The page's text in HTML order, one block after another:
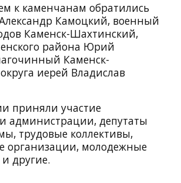
к каменчанам обратились
Камоцкий, военный
Каменск-Шахтинский,
района Юрий
Каменск-
иерей Владислав
приняли участие
администрации, депутаты
трудовые коллективы,
организации, молодежные
другие.